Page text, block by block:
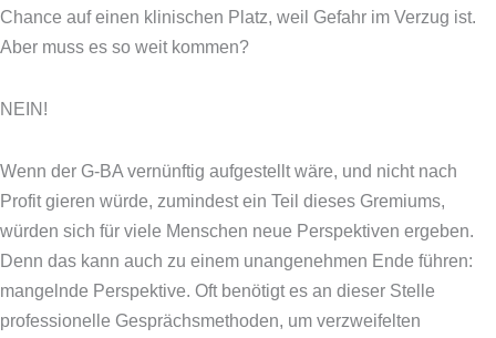
Chance auf einen klinischen Platz, weil Gefahr im Verzug ist.
Aber muss es so weit kommen?
NEIN!
Wenn der G-BA vernünftig aufgestellt wäre, und nicht nach
Profit gieren würde, zumindest ein Teil dieses Gremiums,
würden sich für viele Menschen neue Perspektiven ergeben.
Denn das kann auch zu einem unangenehmen Ende führen:
mangelnde Perspektive. Oft benötigt es an dieser Stelle
professionelle Gesprächsmethoden, um verzweifelten